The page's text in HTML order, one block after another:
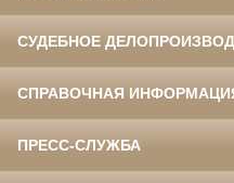
СУДЕБНОЕ
СПРАВОЧНАЯ
ПРЕСС-СЛУЖБА